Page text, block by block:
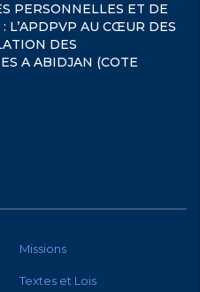
PERSONNELLES ET DE
L’APDPVP AU CŒUR DES
DES
A ABIDJAN (COTE
Missions
Textes et Lois